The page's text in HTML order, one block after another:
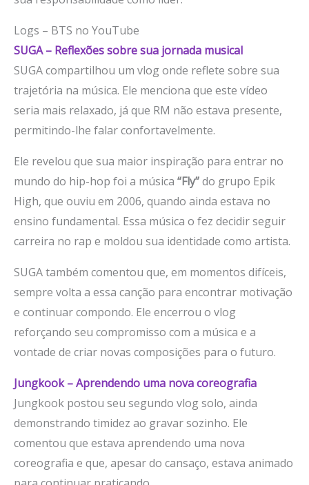
Logs – BTS no YouTube
SUGA – Reflexões sobre sua jornada musical
SUGA compartilhou um vlog onde reflete sobre sua
trajetória na música. Ele menciona que este vídeo
seria mais relaxado, já que RM não estava presente,
permitindo-lhe falar confortavelmente.
Ele revelou que sua maior inspiração para entrar no
mundo do hip-hop foi a música “Fly”do grupo Epik
High, que ouviu em 2006, quando ainda estava no
ensino fundamental. Essa música o fez decidir seguir
carreira no rap e moldou sua identidade como artista.
SUGA também comentou que, em momentos difíceis,
sempre volta a essa canção para encontrar motivação
e continuar compondo. Ele encerrou o vlog
reforçando seu compromisso com a música e a
vontade de criar novas composições para o futuro.
Jungkook – Aprendendo uma nova coreografia
Jungkook postou seu segundo vlog solo, ainda
demonstrando timidez ao gravar sozinho. Ele
comentou que estava aprendendo uma nova
coreografia e que, apesar do cansaço, estava animado